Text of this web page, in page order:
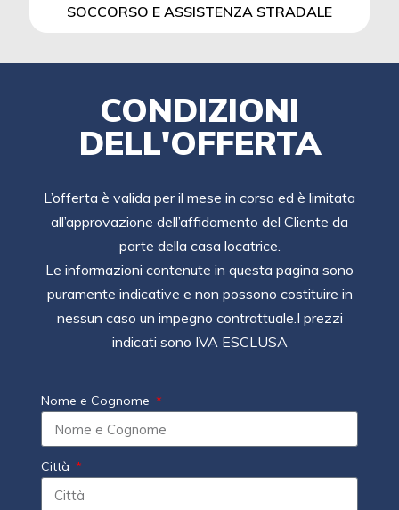
SOCCORSO E ASSISTENZA STRADALE
CONDIZIONI
DELL'OFFERTA
L’offerta è valida per il mese in corso ed è limitata
all’approvazione dell’affidamento del Cliente da
parte della casa locatrice.
Le informazioni contenute in questa pagina sono
puramente indicative e non possono costituire in
nessun caso un impegno contrattuale.I prezzi
indicati sono IVA ESCLUSA
Nome e Cognome
Città